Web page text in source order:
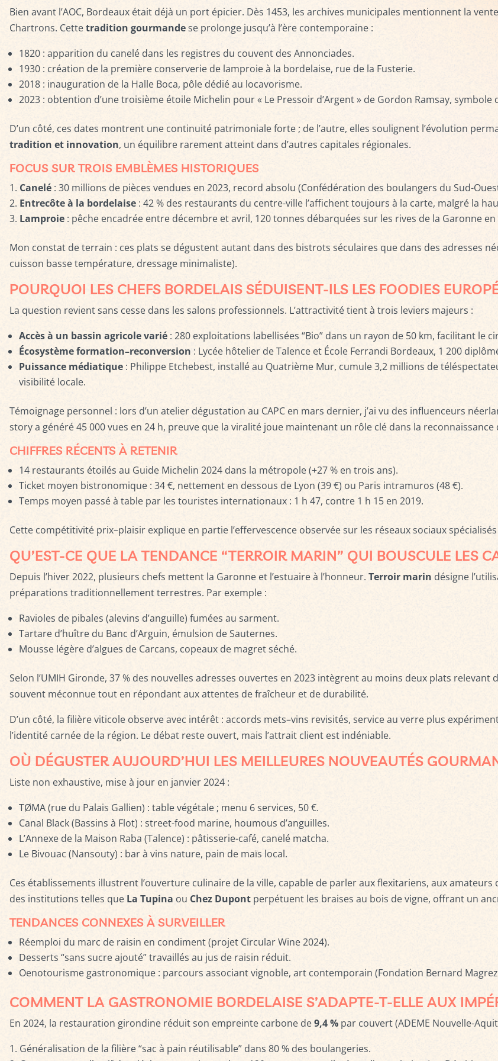
Bien avant l’AOC, Bordeaux était déjà un port épicier. Dès 1453, les archives municipales mentionnent la
Chartrons. Cettetradition gourmandese prolonge jusqu’à l’ère contemporaine :
1820 : apparition du canelé dans les registres du couvent des Annonciades.
1930 : création de la première conserverie de lamproie à la bordelaise, rue de la Fusterie.
2018 : inauguration de la Halle Boca, pôle dédié au locavorisme.
2023 : obtention d’une troisième étoile Michelin pour « Le Pressoir d’Argent » de Gordon Ramsay, symbole
D’un côté, ces dates montrent une continuité patrimoniale forte ; de l’autre, elles soulignent l’évolution
tradition et innovation, un équilibre rarement atteint dans d’autres capitales régionales.
FOCUS SUR TROIS EMBLÈMES HISTORIQUES
Canelé : 30 millions de pièces vendues en 2023, record absolu (Confédération des boulangers du Sud-
Entrecôte à la bordelaise : 42 % des restaurants du centre-ville l’affichent toujours à la carte, malgré la
Lamproie : pêche encadrée entre décembre et avril, 120 tonnes débarquées sur les rives de la Garonne en
Mon constat de terrain : ces plats se dégustent autant dans des bistrots séculaires que dans des adresses
cuisson basse température, dressage minimaliste).
POURQUOI LES CHEFS BORDELAIS SÉDUISENT-ILS LES FOODIES
La question revient sans cesse dans les salons professionnels. L’attractivité tient à trois leviers majeurs :
Accès à un bassin agricole varié : 280 exploitations labellisées “Bio” dans un rayon de 50 km, facilitant le
Écosystème formation–reconversion : Lycée hôtelier de Talence et École Ferrandi Bordeaux, 1 200
Puissance médiatique : Philippe Etchebest, installé au Quatrième Mur, cumule 3,2 millions de
visibilité locale.
Témoignage personnel : lors d’un atelier dégustation au CAPC en mars dernier, j’ai vu des influenceurs
story a généré 45 000 vues en 24 h, preuve que la viralité joue maintenant un rôle clé dans la reconnaissance
CHIFFRES RÉCENTS À RETENIR
14 restaurants étoilés au Guide Michelin 2024 dans la métropole (+27 % en trois ans).
Ticket moyen bistronomique : 34 €, nettement en dessous de Lyon (39 €) ou Paris intramuros (48 €).
Temps moyen passé à table par les touristes internationaux : 1 h 47, contre 1 h 15 en 2019.
Cette compétitivité prix–plaisir explique en partie l’effervescence observée sur les réseaux sociaux
QU’EST-CE QUE LA TENDANCE “TERROIR MARIN” QUI BOUSCULE LES
Depuis l’hiver 2022, plusieurs chefs mettent la Garonne et l’estuaire à l’honneur. Terroir marin désigne
préparations traditionnellement terrestres. Par exemple :
Ravioles de pibales (alevins d’anguille) fumées au sarment.
Tartare d’huître du Banc d’Arguin, émulsion de Sauternes.
Mousse légère d’algues de Carcans, copeaux de magret séché.
Selon l’UMIH Gironde, 37 % des nouvelles adresses ouvertes en 2023 intègrent au moins deux plats
souvent méconnue tout en répondant aux attentes de fraîcheur et de durabilité.
D’un côté, la filière viticole observe avec intérêt : accords mets–vins revisités, service au verre plus
l’identité carnée de la région. Le débat reste ouvert, mais l’attrait client est indéniable.
OÙ DÉGUSTER AUJOURD’HUI LES MEILLEURES NOUVEAUTÉS
Liste non exhaustive, mise à jour en janvier 2024 :
TØMA (rue du Palais Gallien) : table végétale ; menu 6 services, 50 €.
Canal Black (Bassins à Flot) : street-food marine, houmous d’anguilles.
L’Annexe de la Maison Raba (Talence) : pâtisserie-café, canelé matcha.
Le Bivouac (Nansouty) : bar à vins nature, pain de maïs local.
Ces établissements illustrent l’ouverture culinaire de la ville, capable de parler aux flexitariens, aux
des institutions telles que La Tupina ou Chez Dupont perpétuent les braises au bois de vigne, offrant un
TENDANCES CONNEXES À SURVEILLER
Réemploi du marc de raisin en condiment (projet Circular Wine 2024).
Desserts “sans sucre ajouté” travaillés au jus de raisin réduit.
Oenotourisme gastronomique : parcours associant vignoble, art contemporain (Fondation Bernard
COMMENT LA GASTRONOMIE BORDELAISE S’ADAPTE-T-ELLE AUX
En 2024, la restauration girondine réduit son empreinte carbone de9,4 % par couvert (ADEME Nouvelle-
Généralisation de la filière “sac à pain réutilisable” dans 80 % des boulangeries.